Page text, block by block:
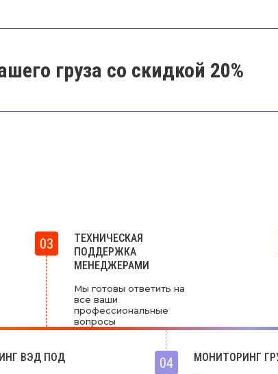
груза со скидкой 20%
03
ТЕХНИЧЕСКАЯ
ПОДДЕРЖКА
МЕНЕДЖЕРАМИ
Мы готовы ответить на
все ваши
профессиональные
вопросы
ВЭД ПОД
04 МОНИТОРИНГ